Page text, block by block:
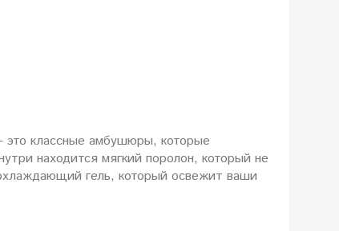
классные амбушюры, которые
находится мягкий поролон, который не
гель, который освежит ваши